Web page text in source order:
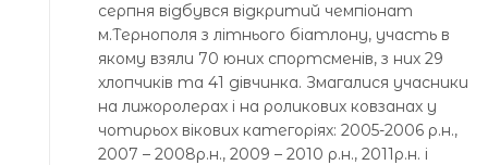
серпня відбувся відкритий чемпіонат
м.Тернополя з літнього біатлону, участь в
якому взяли 70 юних спортсменів, з них 29
хлопчиків та 41 дівчинка. Змагалися учасники
на лижоролерах і на роликових ковзанах у
чотирьох вікових категоріях: 2005-2006 р.н.,
2007 – 2008р.н., 2009 – 2010 р.н., 2011р.н. і